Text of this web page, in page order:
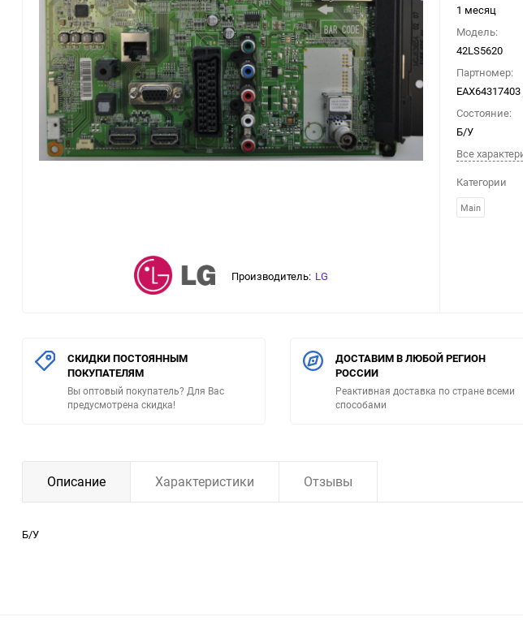
Производитель: LG
1 месяц
Модель:
42LS5620
Партномер:
Состояние:
Б/У
Все
Категории
Main
СКИДКИ ПОСТОЯННЫМ
ПОКУПАТЕЛЯМ
Вы оптовый покупатель? Для Вас
предусмотрена скидка!
ДОСТАВИМ В ЛЮБОЙ РЕГИОН
РОССИИ
Реактивная доставка по стране всеми
способами
Описание Характеристики Отзывы
Б/У